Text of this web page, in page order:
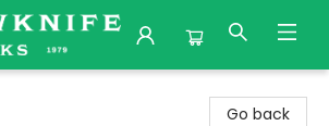
Go back